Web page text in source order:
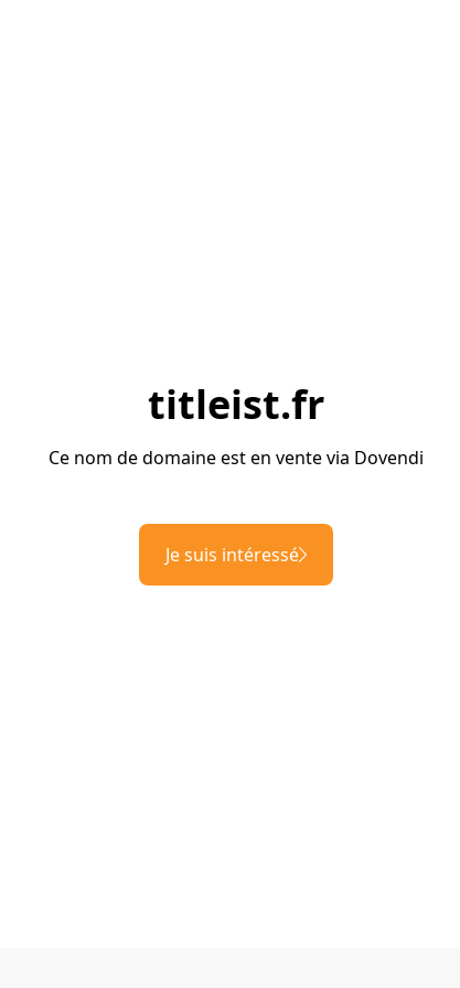
titleist.fr
Ce nom de domaine est en vente via Dovendi
Je suis intéressé